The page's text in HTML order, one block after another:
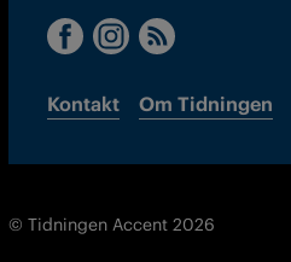
Kontakt Om Tidningen
© Tidningen Accent 2026